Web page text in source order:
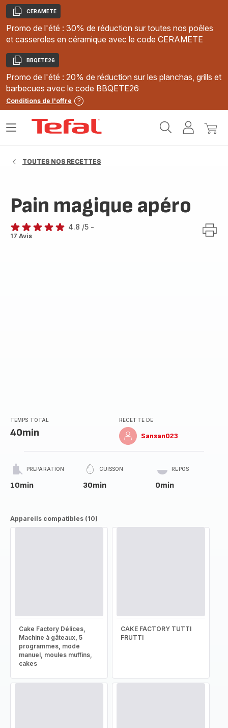
Copier
CERAMETE
Promo de l'été : 30% de réduction sur toutes nos poêles
et casseroles en céramique avec le code CERAMETE
Copier
BBQETE26
Promo de l'été : 20% de réduction sur les planchas, grills et
barbecues avec le code BBQETE26
Conditions de l'offre
MonMon
Ouvrir
TOUTES NOS RECETTES
Pain magique apéro
ratings.4.8
4.8 /5 -
17 Avis
TEMPS TOTAL
40min
RECETTE DE
Sansan023
PRÉPARATION
10min
CUISSON
30min
REPOS
0min
Appareils compatibles (10)
Cake Factory Délices,
Machine à gâteaux, 5
programmes, mode
manuel, moules muffins,
cakes
CAKE FACTORY TUTTI
FRUTTI